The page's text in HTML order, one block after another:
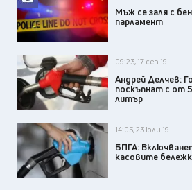
Мъж се заля с
парламент
09:23, 17 сеп 19
Андрей Делчев:
поскъпнат с от
литър
14:05, 23 юли 19
БПГА:
касовите